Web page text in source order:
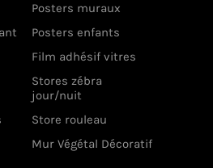
Posters muraux
Posters enfants
Film adhésif vitres
Stores zébra
jour/nuit
Store rouleau
Mur Végétal Décoratif